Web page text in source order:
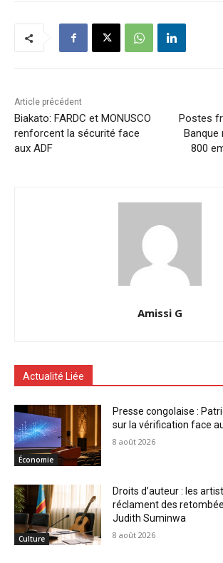
Article précédent
Biakato: FARDC et MONUSCO
renforcent la sécurité face
aux ADF
Postes
Banque
800
Amissi G
Actualité Liée
Économie
Presse congolaise :
sur la vérification face
8 août 2026
Culture
Droits d’auteur : les
réclament des
Judith Suminwa
8 août 2026